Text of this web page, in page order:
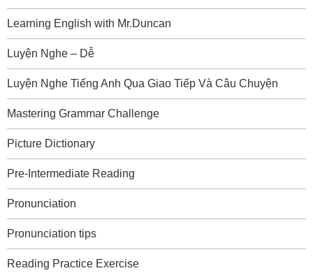
Learning English with Mr.Duncan
Luyện Nghe – Dễ
Luyện Nghe Tiếng Anh Qua Giao Tiếp Và Câu Chuyện
Mastering Grammar Challenge
Picture Dictionary
Pre-Intermediate Reading
Pronunciation
Pronunciation tips
Reading Practice Exercise